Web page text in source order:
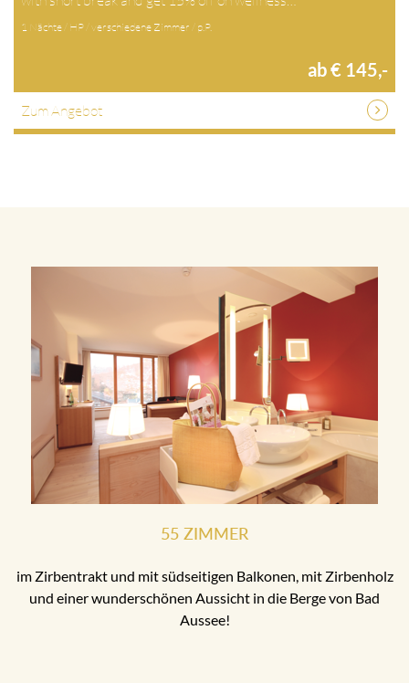
1 Nächte / HP / verschiedene Zimmer / p.P.
ab € 145,-
Zum Angebot
55 ZIMMER
im Zirbentrakt und mit südseitigen Balkonen, mit Zirbenholz
und einer wunderschönen Aussicht in die Berge von Bad
Aussee!